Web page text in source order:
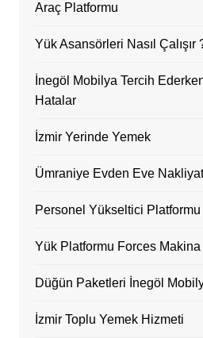
Araç Platformu
Yük Asansörleri Nasıl Çalışır
İnegöl Mobilya Tercih
Hatalar
İzmir Yerinde Yemek
Ümraniye Evden Eve Nakliyat
Personel Yükseltici Platformu
Yük Platformu Forces Makina
Düğün Paketleri İnegöl
İzmir Toplu Yemek Hizmeti